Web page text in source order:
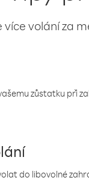
více volání za
zůstatku při
do libovolné